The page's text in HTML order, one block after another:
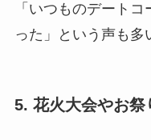
「いつものデート
った」という声も多
5. 花火大会やお祭